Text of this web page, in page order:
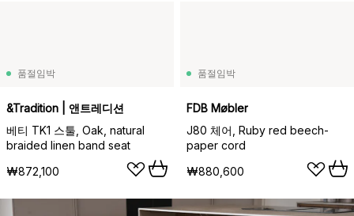
품절임박
&Tradition | 앤트레디션
베티 TK1 스툴, Oak, natural
braided linen band seat
₩872,100
품절임박
FDB Møbler
J80 체어, Ruby red beech-
paper cord
₩880,600